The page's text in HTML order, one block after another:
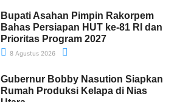
Bupati Asahan Pimpin Rakorpem
Bahas Persiapan HUT ke-81 RI dan
Prioritas Program 2027
8 Agustus 2026
Gubernur Bobby Nasution Siapkan
Rumah Produksi Kelapa di Nias